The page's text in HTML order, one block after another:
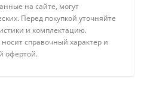
на сайте, могут
Перед покупкой уточняйте
и комплектацию.
справочный характер и
офертой.